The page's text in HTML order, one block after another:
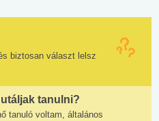
biztosan választ lelsz
tanulni?
tanuló voltam, általános